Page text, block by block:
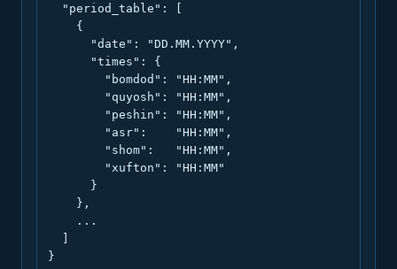
  "period_table": [
    {
      "date": "DD.MM.YYYY",
      "times": {
        "bomdod": "HH:MM",
        "quyosh": "HH:MM",
        "peshin": "HH:MM",
        "asr":    "HH:MM",
        "shom":   "HH:MM",
        "xufton": "HH:MM"
      }
    },
    ...
}